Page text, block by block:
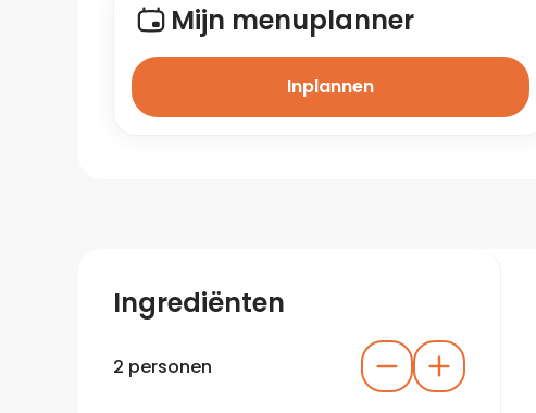
Mijn menuplanner
Inplannen
Ingrediënten
2 personen